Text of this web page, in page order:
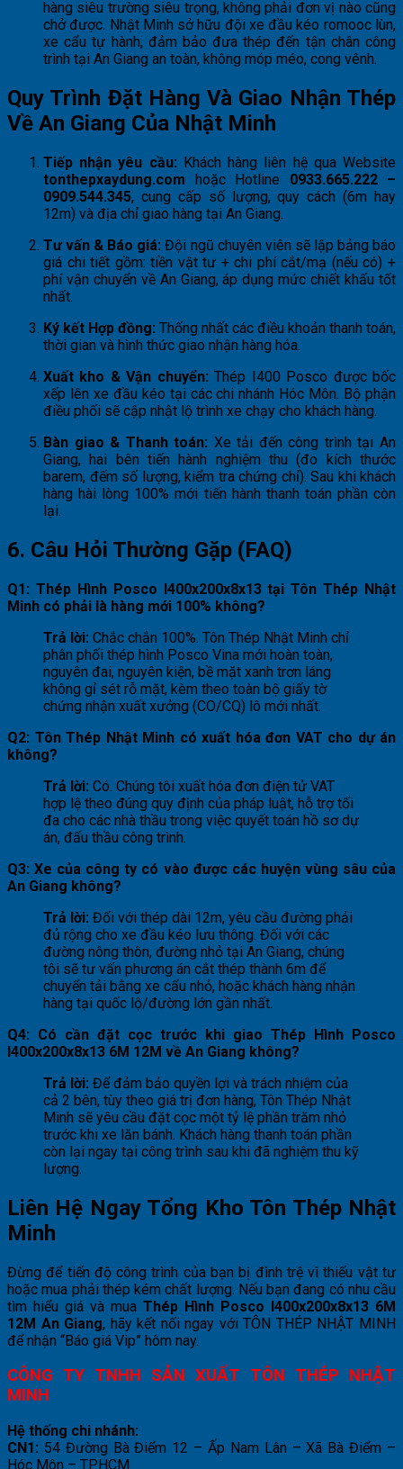
hàng siêu trường siêu trọng, không phải đơn vị nào cũng
chở được. Nhật Minh sở hữu đội xe đầu kéo romooc lùn,
xe cẩu tự hành, đảm bảo đưa thép đến tận chân công
trình tại An Giang an toàn, không móp méo, cong vênh.
Quy Trình Đặt Hàng Và Giao Nhận Thép
Về An Giang Của Nhật Minh
Tiếp nhận yêu cầu: Khách hàng liên hệ qua Website
tonthepxaydung.com hoặc Hotline 0933.665.222 –
0909.544.345, cung cấp số lượng, quy cách (6m hay
12m) và địa chỉ giao hàng tại An Giang.
Tư vấn & Báo giá: Đội ngũ chuyên viên sẽ lập bảng báo
giá chi tiết gồm: tiền vật tư + chi phí cắt/mạ (nếu có) +
phí vận chuyển về An Giang, áp dụng mức chiết khấu tốt
nhất.
Ký kết Hợp đồng: Thống nhất các điều khoản thanh toán,
thời gian và hình thức giao nhận hàng hóa.
Xuất kho & Vận chuyển: Thép I400 Posco được bốc
xếp lên xe đầu kéo tại các chi nhánh Hóc Môn. Bộ phận
điều phối sẽ cập nhật lộ trình xe chạy cho khách hàng.
Bàn giao & Thanh toán: Xe tải đến công trình tại An
Giang, hai bên tiến hành nghiệm thu (đo kích thước
barem, đếm số lượng, kiểm tra chứng chỉ). Sau khi khách
hàng hài lòng 100% mới tiến hành thanh toán phần còn
lại.
6. Câu Hỏi Thường Gặp (FAQ)
Q1: Thép Hình Posco I400x200x8x13 tại Tôn Thép Nhật
Minh có phải là hàng mới 100% không?
Trả lời: Chắc chắn 100%. Tôn Thép Nhật Minh chỉ
phân phối thép hình Posco Vina mới hoàn toàn,
nguyên đai, nguyên kiện, bề mặt xanh trơn láng
không gỉ sét rỗ mặt, kèm theo toàn bộ giấy tờ
chứng nhận xuất xưởng (CO/CQ) lô mới nhất.
Q2: Tôn Thép Nhật Minh có xuất hóa đơn VAT cho dự án
không?
Trả lời: Có. Chúng tôi xuất hóa đơn điện tử VAT
hợp lệ theo đúng quy định của pháp luật, hỗ trợ tối
đa cho các nhà thầu trong việc quyết toán hồ sơ dự
án, đấu thầu công trình.
Q3: Xe của công ty có vào được các huyện vùng sâu của
An Giang không?
Trả lời: Đối với thép dài 12m, yêu cầu đường phải
đủ rộng cho xe đầu kéo lưu thông. Đối với các
đường nông thôn, đường nhỏ tại An Giang, chúng
tôi sẽ tư vấn phương án cắt thép thành 6m để
chuyển tải bằng xe cẩu nhỏ, hoặc khách hàng nhận
hàng tại quốc lộ/đường lớn gần nhất.
Q4: Có cần đặt cọc trước khi giao Thép Hình Posco
I400x200x8x13 6M 12M về An Giang không?
Trả lời: Để đảm bảo quyền lợi và trách nhiệm của
cả 2 bên, tùy theo giá trị đơn hàng, Tôn Thép Nhật
Minh sẽ yêu cầu đặt cọc một tỷ lệ phần trăm nhỏ
trước khi xe lăn bánh. Khách hàng thanh toán phần
còn lại ngay tại công trình sau khi đã nghiệm thu kỹ
lượng.
Liên Hệ Ngay Tổng Kho Tôn Thép Nhật
Minh
Đừng để tiến độ công trình của bạn bị đình trệ vì thiếu vật tư
hoặc mua phải thép kém chất lượng. Nếu bạn đang có nhu cầu
tìm hiểu giá và mua Thép Hình Posco I400x200x8x13 6M
12M An Giang, hãy kết nối ngay với TÔN THÉP NHẬT MINH
để nhận “Báo giá Vip” hôm nay.
CÔNG TY TNHH SẢN XUẤT TÔN THÉP NHẬT
MINH
Hệ thống chi nhánh:
CN1: 54 Đường Bà Điểm 12 – Ấp Nam Lân – Xã Bà Điểm –
Hóc Môn – TPHCM